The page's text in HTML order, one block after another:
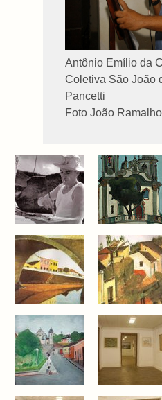
Antônio Emílio da
Coletiva São João
Pancetti
Foto João Ramalho